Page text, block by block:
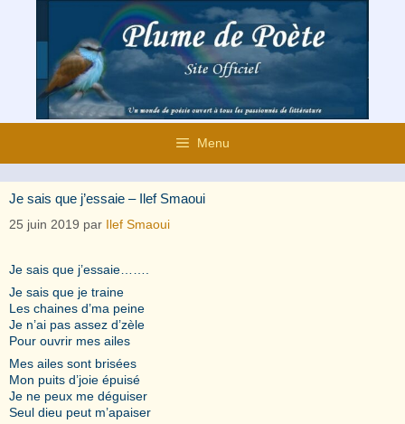
contenu
Menu
Je sais que j’essaie – Ilef Smaoui
25 juin 2019 par Ilef Smaoui
Je sais que j’essaie…….
Je sais que je traine
Les chaines d’ma peine
Je n’ai pas assez d’zèle
Pour ouvrir mes ailes
Mes ailes sont brisées
Mon puits d’joie épuisé
Je ne peux me déguiser
Seul dieu peut m’apaiser